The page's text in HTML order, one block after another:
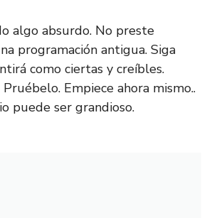
algo absurdo. No preste
programación antigua. Siga
como ciertas y creíbles.
Empiece ahora mismo..
puede ser grandioso.